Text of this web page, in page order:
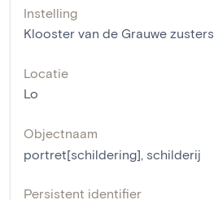
Instelling
Klooster van de Grauwe zusters
Locatie
Lo
Objectnaam
portret[schildering], schilderij
Persistent identifier